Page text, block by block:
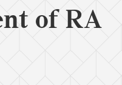
of RA